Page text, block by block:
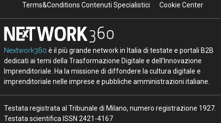
Terms&Conditions Contenuti Specialistici
Cookie Center
Nextwork360 è il più grande network in Italia di testate e portali B2B
dedicati ai temi della Trasformazione Digitale e dell’Innovazione
Imprenditoriale. Ha la missione di diffondere la cultura digitale e
imprenditoriale nelle imprese e pubbliche amministrazioni italiane.
Testata registrata al Tribunale di Milano, numero registrazione 1927.
Testata scientifica ISSN 2421-4167